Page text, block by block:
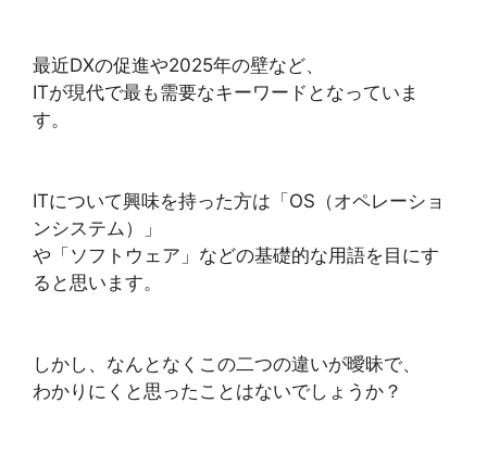
最近DXの促進や2025年の壁など、
ITが現代で最も需要なキーワードとなっていま
す。
ITについて興味を持った方は「OS（オペレーショ
ンシステム）」
や「ソフトウェア」などの基礎的な用語を目にす
ると思います。
しかし、なんとなくこの二つの違いが曖昧で、
わかりにくと思ったことはないでしょうか？